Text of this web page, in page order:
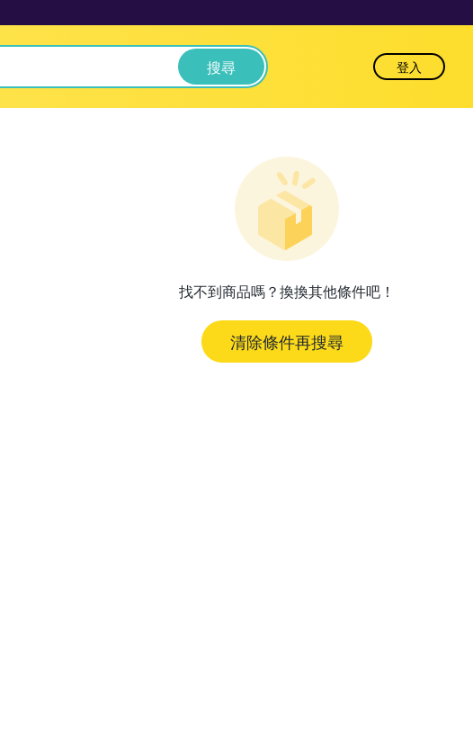
搜尋 登入
找不到商品嗎？換換其他條件吧！
清除條件再搜尋